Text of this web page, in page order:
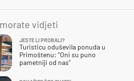
vidjeti
JESTE LI PROBALI?
Turisticu oduševila ponuda u
Primoštenu: "Oni su puno
pametniji od nas"